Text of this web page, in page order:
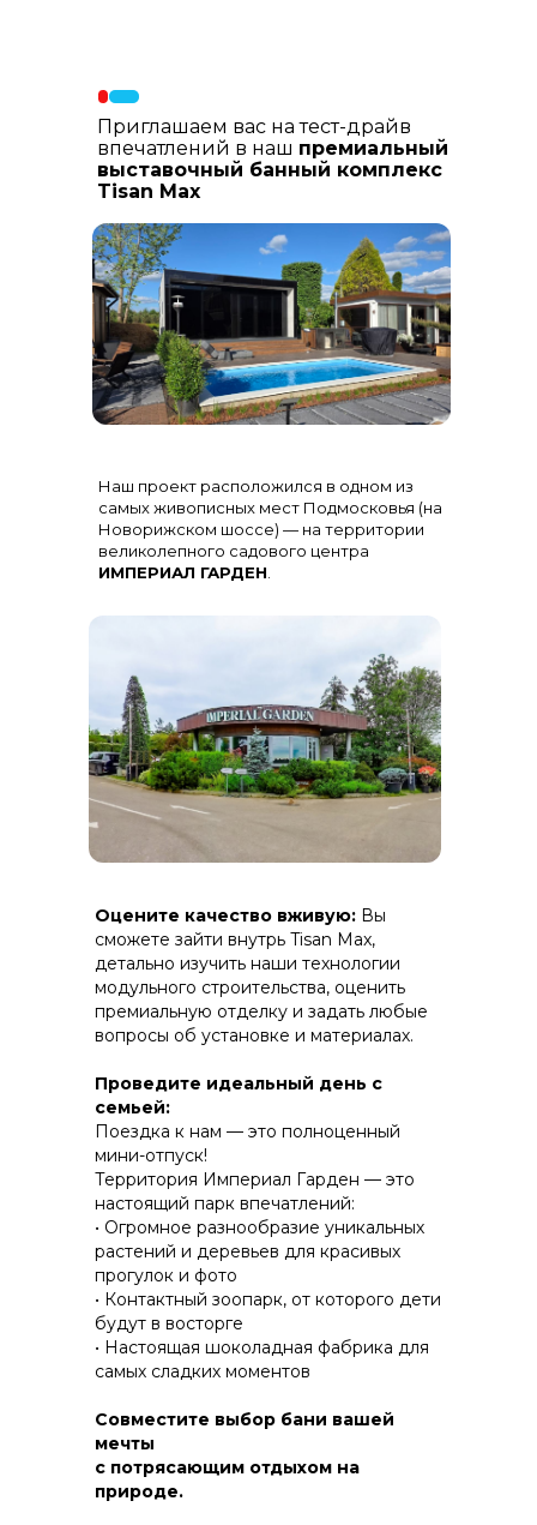
Приглашаем вас на тест-драйв
впечатлений в наш премиальный
выставочный банный комплекс
Tisan Max
Оцените качество вживую: Вы
сможете зайти внутрь Tisan Max,
детально изучить наши технологии
модульного строительства, оценить
премиальную отделку и задать любые
вопросы об установке и материалах.
Проведите идеальный день с
семьей:
Поездка к нам — это полноценный
мини-отпуск!
Территория Империал Гарден — это
настоящий парк впечатлений:
• Огромное разнообразие уникальных
растений и деревьев для красивых
прогулок и фото
• Контактный зоопарк, от которого дети
будут в восторгe
• Настоящая шоколадная фабрика для
самых сладких моментов
Совместите выбор бани вашей
мечты
с потрясающим отдыхом на
природе.
Наш проект расположился в одном из
самых живописных мест Подмосковья (на
Новорижском шоссе) — на территории
великолепного садового центра
ИМПЕРИАЛ ГАРДЕН
(дерево-полимерный композит) на
скрытом крепеже.
алюминиевыми импостами
черного цвета для жесткости и
стиля
лиственницы, шлифованный
керамогранит
ПРАКТИЧНОСТЬ И ЗАЩИТА ОТ НЕПОГОДЫ
КОНСТРУКТИВ И
ЭНЕРГОЭФФЕКТИВНОСТЬ